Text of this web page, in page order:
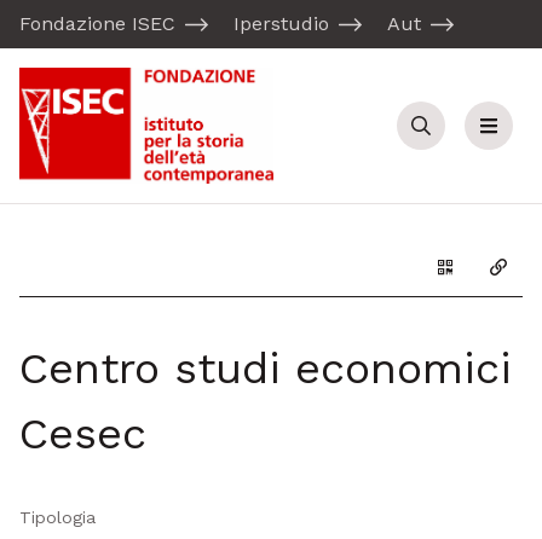
Fondazione ISEC Iperstudio Aut
Cerca Menu
Genera il
Centro studi economici
Cesec
Tipologia